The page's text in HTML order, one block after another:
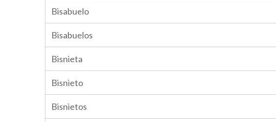
Bisabuelo
Bisabuelos
Bisnieta
Bisnieto
Bisnietos